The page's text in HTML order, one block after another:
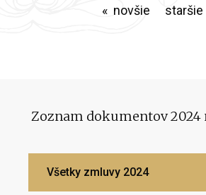
novšie staršie
Zoznam dokumentov 2024
Všetky zmluvy 2024